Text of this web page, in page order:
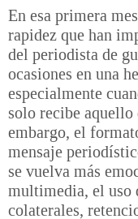
En esa primera
rapidez que han
del periodista de
ocasiones en una
especialmente
solo recibe aquello
embargo, el
mensaje
se vuelva más
multimedia, el uso
colaterales,